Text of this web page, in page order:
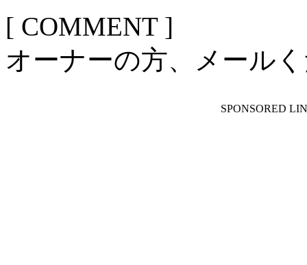
[ COMMENT ]
オーナーの方、メール
SPONSORED